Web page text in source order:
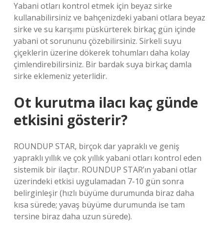
Yabani otları kontrol etmek için beyaz sirke
kullanabilirsiniz ve bahçenizdeki yabani otlara beyaz
sirke ve su karışımı püskürterek birkaç gün içinde
yabani ot sorununu çözebilirsiniz. Sirkeli suyu
çiçeklerin üzerine dökerek tohumları daha kolay
çimlendirebilirsiniz. Bir bardak suya birkaç damla
sirke eklemeniz yeterlidir.
Ot kurutma ilacı kaç günde
etkisini gösterir?
ROUNDUP STAR, birçok dar yapraklı ve geniş
yapraklı yıllık ve çok yıllık yabani otları kontrol eden
sistemik bir ilaçtır. ROUNDUP STAR’ın yabani otlar
üzerindeki etkisi uygulamadan 7-10 gün sonra
belirginleşir (hızlı büyüme durumunda biraz daha
kısa sürede; yavaş büyüme durumunda ise tam
tersine biraz daha uzun sürede).